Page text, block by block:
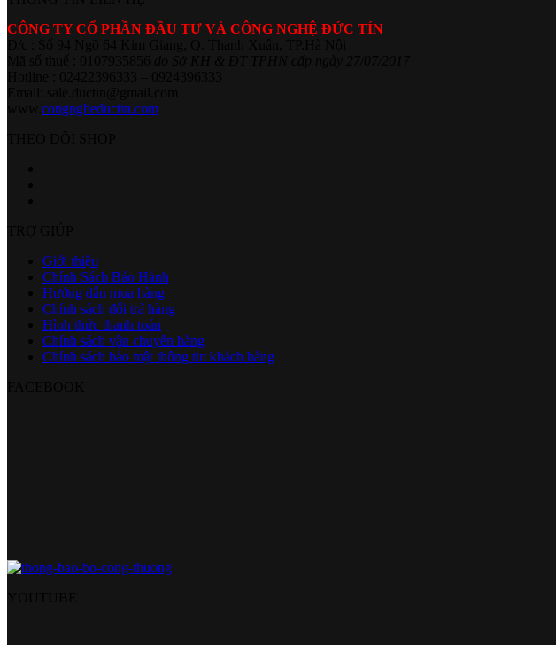
CÔNG TY CỔ PHẦN ĐẦU TƯ VÀ CÔNG NGHỆ ĐỨC TÍN
congngheductin.com
Giới thiệu
Chính Sách Bảo Hành
Hướng dẫn mua hàng
Chính sách đổi trả hàng
Hình thức thanh toán
Chính sách vận chuyển hàng
Chính sách bảo mật thông tin khách hàng